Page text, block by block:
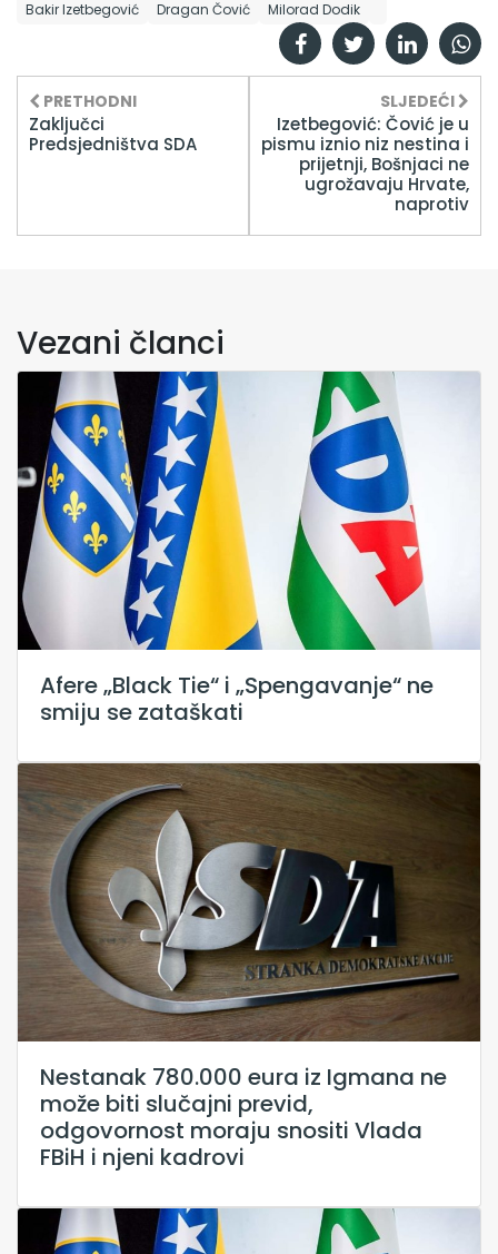
Bakir Izetbegović Dragan Čović Milorad Dodik
PRETHODNI
Zaključci
Predsjedništva SDA
SLJEDEĆI
Izetbegović: Čović je u
pismu iznio niz nestina i
prijetnji, Bošnjaci ne
ugrožavaju Hrvate,
naprotiv
Vezani članci
Afere „Black Tie“ i „Spengavanje“ ne
smiju se zataškati
Nestanak 780.000 eura iz Igmana ne
može biti slučajni previd,
odgovornost moraju snositi Vlada
FBiH i njeni kadrovi